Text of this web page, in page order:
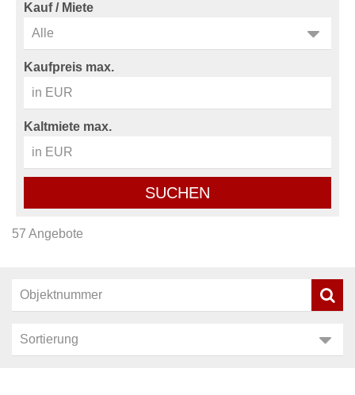
Kauf / Miete
Kaufpreis max.
Kaltmiete max.
SUCHEN
57 Angebote